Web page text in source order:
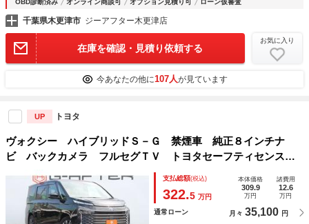
OBD診断済み オンライン商談可 オプション見積り可 ローン仮審査
千葉県木更津市 ジーアフター木更津店
在庫を確認・見積り依頼する
お気に入り
今あなたの他に107人が見ています
UP トヨタ
ヴォクシー ハイブリッドＳ－Ｇ 禁煙車 純正８インチナ
ビ バックカメラ フルセグＴＶ トヨタセーフティセンス
アダプティブレーダークルーズコントロール ハーフレザーシ
ート 電動スライドドア ＥＴＣ２．０ ＵＳＢ入力端子
支払総額(税込)
322.5 万円
本体価格
309.9
万円
諸費用
12.6
万円
通常ローン 月々 35,100 円